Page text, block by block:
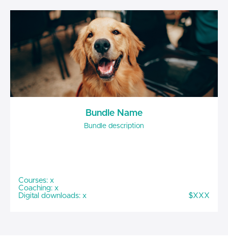
Bundle Name
Bundle description
Courses: x
Coaching: x
Digital downloads: x
$XXX